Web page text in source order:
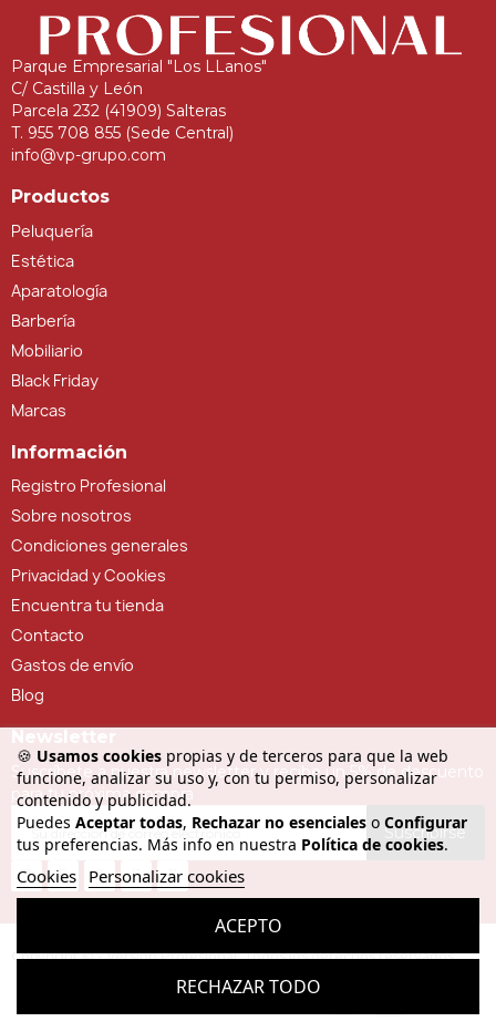
🍪 Usamos cookies propias y de terceros para que la web
funcione, analizar su uso y, con tu permiso, personalizar
contenido y publicidad.
Puedes Aceptar todas, Rechazar no esenciales o Configurar
tus preferencias. Más info en nuestra Política de cookies.
Cookies Personalizar cookies
RECHAZAR TODO
ACEPTO
Parque Empresarial "Los LLanos"
C/ Castilla y León
Parcela 232 (41909) Salteras
T. 955 708 855 (Sede Central)
info@vp-grupo.com
Productos
Peluquería
Estética
Aparatología
Barbería
Mobiliario
Black Friday
Marcas
Información
Registro Profesional
Sobre nosotros
Condiciones generales
Privacidad y Cookies
Encuentra tu tienda
Contacto
Gastos de envío
Blog
Suscríbete a nuestra newsletter y recibe un 5% de descuento
para tu próxima compra
Suscribirse
Copyright © - Versión Profesional. Todos los derechos reservados